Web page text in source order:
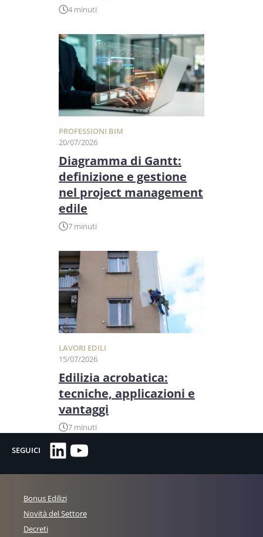
4 minuti
PROFESSIONI BIM
20/07/2026
Diagramma di Gantt:
definizione e gestione
nel project management
edile
7 minuti
LAVORI EDILI
15/07/2026
Edilizia acrobatica:
tecniche, applicazioni e
vantaggi
7 minuti
SEGUICI LinkedIn
YouTube
Bonus Edilizi
Novità del Settore
Decreti